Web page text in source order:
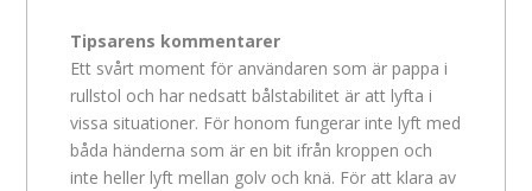
Tipsarens kommentarer
Ett svårt moment för användaren som är pappa i
rullstol och har nedsatt bålstabilitet är att lyfta i
vissa situationer. För honom fungerar inte lyft med
båda händerna som är en bit ifrån kroppen och
inte heller lyft mellan golv och knä. För att klara av